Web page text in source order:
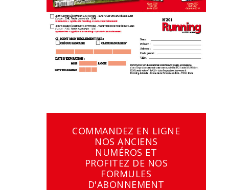
COMMANDEZ EN LIGNE
NOS ANCIENS
NUMÉROS ET
PROFITEZ DE NOS
FORMULES
D'ABONNEMENT